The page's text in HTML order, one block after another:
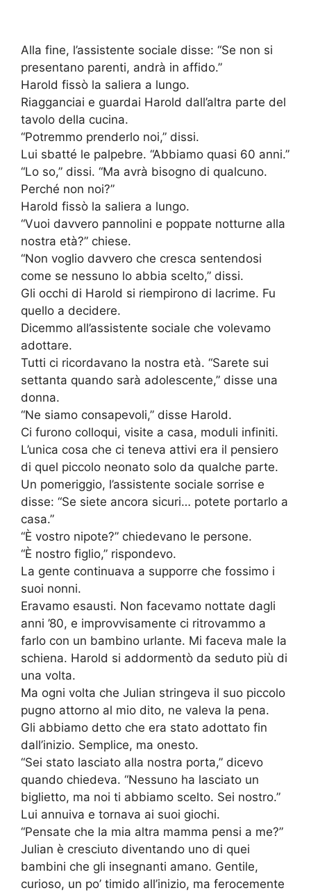
Alla fine, l’assistente sociale disse: “Se non si
presentano parenti, andrà in affido.”
Harold fissò la saliera a lungo.
Riagganciai e guardai Harold dall’altra parte del
tavolo della cucina.
“Potremmo prenderlo noi,” dissi.
Lui sbatté le palpebre. “Abbiamo quasi 60 anni.”
“Lo so,” dissi. “Ma avrà bisogno di qualcuno.
Perché non noi?”
Harold fissò la saliera a lungo.
“Vuoi davvero pannolini e poppate notturne alla
nostra età?” chiese.
“Non voglio davvero che cresca sentendosi
come se nessuno lo abbia scelto,” dissi.
Gli occhi di Harold si riempirono di lacrime. Fu
quello a decidere.
Dicemmo all’assistente sociale che volevamo
adottare.
Tutti ci ricordavano la nostra età. “Sarete sui
settanta quando sarà adolescente,” disse una
donna.
“Ne siamo consapevoli,” disse Harold.
Ci furono colloqui, visite a casa, moduli infiniti.
L’unica cosa che ci teneva attivi era il pensiero
di quel piccolo neonato solo da qualche parte.
Un pomeriggio, l’assistente sociale sorrise e
disse: “Se siete ancora sicuri… potete portarlo a
casa.”
“È vostro nipote?” chiedevano le persone.
“È nostro figlio,” rispondevo.
La gente continuava a supporre che fossimo i
suoi nonni.
Eravamo esausti. Non facevamo nottate dagli
anni ’80, e improvvisamente ci ritrovammo a
farlo con un bambino urlante. Mi faceva male la
schiena. Harold si addormentò da seduto più di
una volta.
Ma ogni volta che Julian stringeva il suo piccolo
pugno attorno al mio dito, ne valeva la pena.
Gli abbiamo detto che era stato adottato fin
dall’inizio. Semplice, ma onesto.
“Sei stato lasciato alla nostra porta,” dicevo
quando chiedeva. “Nessuno ha lasciato un
biglietto, ma noi ti abbiamo scelto. Sei nostro.”
Lui annuiva e tornava ai suoi giochi.
“Pensate che la mia altra mamma pensi a me?”
Julian è cresciuto diventando uno di quei
bambini che gli insegnanti amano. Gentile,
curioso, un po’ timido all’inizio, ma ferocemente